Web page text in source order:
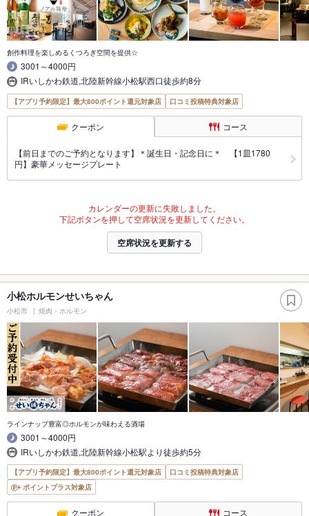
創作料理を楽しめるくつろぎ空間を提供☆
3001～4000円
IRいしかわ鉄道,北陸新幹線小松駅西口徒歩約8分
【アプリ予約限定】最大800ポイント還元対象店 口コミ投稿特典対象店
クーポン コース
【前日までのご予約となります】＊誕生日・記念日に＊ 【1皿1780
円】豪華メッセージプレート
カレンダーの更新に失敗しました。
下記ボタンを押して空席状況を更新してください。
空席状況を更新する
小松ホルモンせいちゃん
小松市 焼肉・ホルモン
ラインナップ豊富◎ホルモンが味わえる酒場
3001～4000円
IRいしかわ鉄道,北陸新幹線小松駅より徒歩約5分
【アプリ予約限定】最大800ポイント還元対象店
口コミ投稿特典対象店
ポイントプラス対象店
クーポン コース